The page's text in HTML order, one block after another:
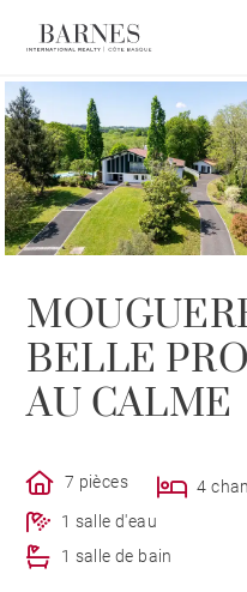
BELLE
AU CALME
7 pièces
4
1 salle d'eau
1 salle de bain